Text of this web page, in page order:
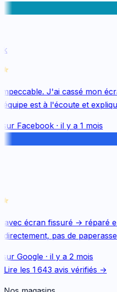
J'ai cassé mon
est à l'écoute et
Facebook· il y a 1 mois
écran fissuré → réparé
pas de
Google· il y a 2 mois
Lire les 1 643 avis vérifiés →